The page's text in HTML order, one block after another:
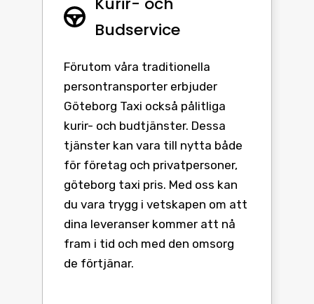
Budservice
Förutom våra traditionella
persontransporter erbjuder
Göteborg Taxi också pålitliga
kurir- och budtjänster. Dessa
tjänster kan vara till nytta både
för företag och privatpersoner,
göteborg taxi pris. Med oss kan
du vara trygg i vetskapen om att
dina leveranser kommer att nå
fram i tid och med den omsorg
de förtjänar.